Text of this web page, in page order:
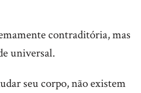
contraditória, mas
universal.
seu corpo, não existem